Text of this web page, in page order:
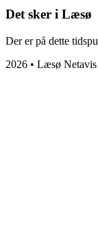
Det sker i Læsø
Der er på dette
2026 • Læsø Netavis